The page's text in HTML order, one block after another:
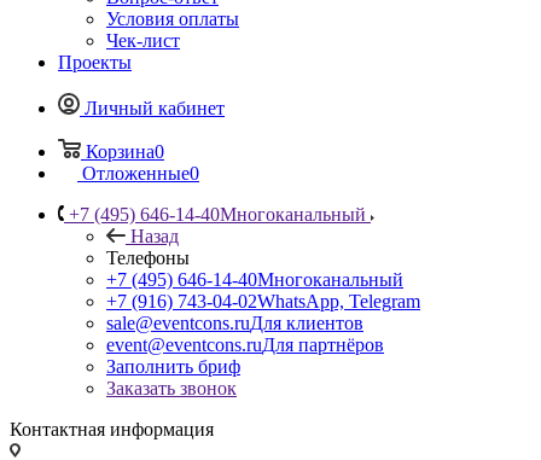
Условия оплаты
Чек-лист
Проекты
Личный кабинет
Корзина0
Отложенные0
+7 (495) 646-14-40Многоканальный
Назад
Телефоны
+7 (495) 646-14-40Многоканальный
+7 (916) 743-04-02WhatsApp, Telegram
sale@eventcons.ruДля клиентов
event@eventcons.ruДля партнёров
Заполнить бриф
Заказать звонок
Контактная информация